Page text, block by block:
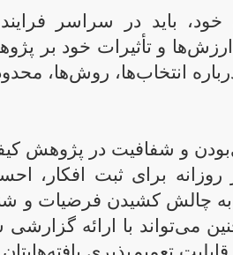
باید در سراسر
و تأثیرات خود بر
انتخاب‌ها، روش‌ها،
و شفافیت در پژوهش
روزانه برای ثبت افکار،
به چالش کشیدن فرضیات و
می‌تواند با ارائه
تعمیم‌پذیری